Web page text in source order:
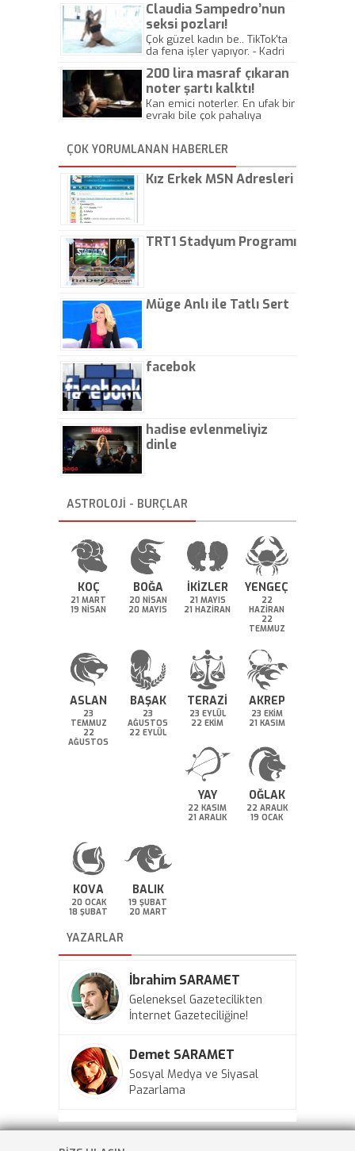
Claudia Sampedro’nun
seksi pozları!
Çok güzel kadın be.. TikTok'ta
da fena işler yapıyor. - Kadri
200 lira masraf çıkaran
noter şartı kalktı!
Kan emici noterler. En ufak bir
evrakı bile çok pahalıya
kaptırıyorsunuz. - Kayhan
Gezenti
ÇOK YORUMLANAN HABERLER
Kız Erkek MSN Adresleri
TRT1 Stadyum Programı
Müge Anlı ile Tatlı Sert
facebok
hadise evlenmeliyiz
dinle
ASTROLOJİ - BURÇLAR
KOÇ
21 MART
19 NİSAN
BOĞA
20 NİSAN
20 MAYIS
İKİZLER
21 MAYIS
21 HAZİRAN
YENGEÇ
22
HAZİRAN
22
TEMMUZ
ASLAN
23
TEMMUZ
22
AĞUSTOS
BAŞAK
23
AĞUSTOS
22 EYLÜL
TERAZİ
23 EYLÜL
22 EKİM
AKREP
23 EKİM
21 KASIM
YAY
22 KASIM
21 ARALIK
OĞLAK
22 ARALIK
19 OCAK
KOVA
20 OCAK
18 ŞUBAT
BALIK
19 ŞUBAT
20 MART
YAZARLAR
İbrahim SARAMET
Geleneksel Gazetecilikten
İnternet Gazeteciliğine!
Demet SARAMET
Sosyal Medya ve Siyasal
Pazarlama